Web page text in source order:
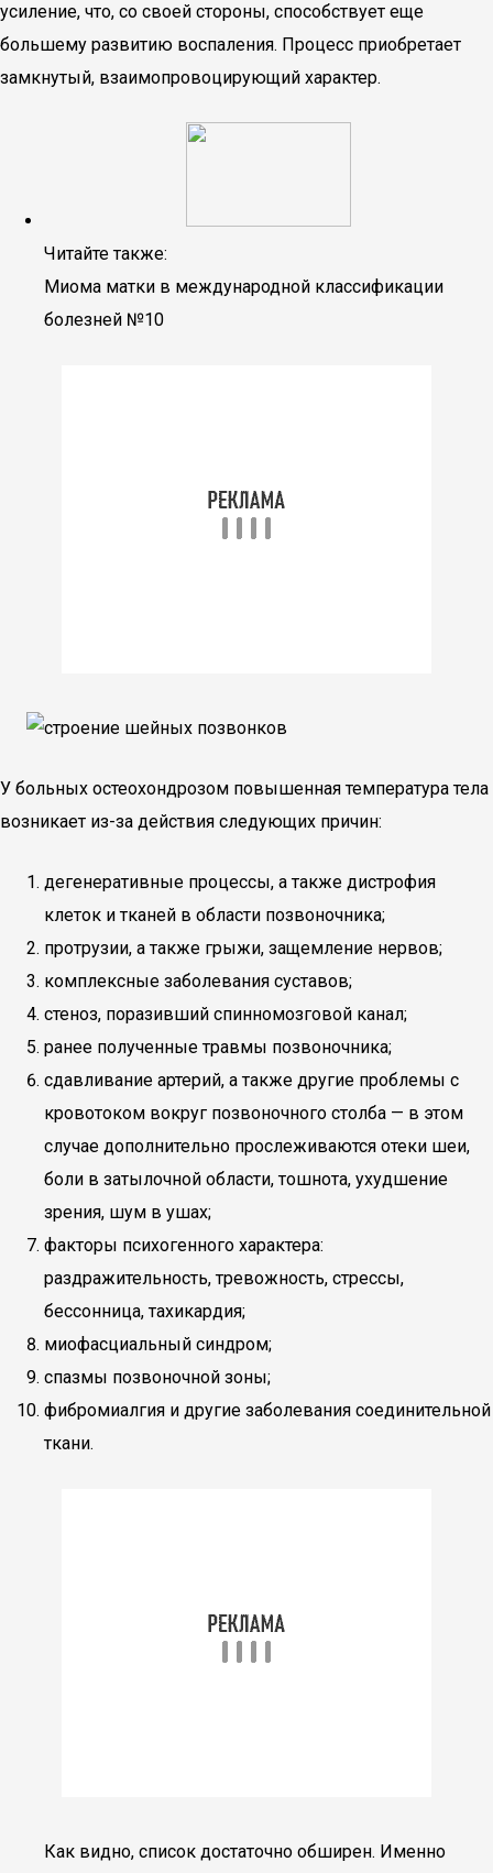
усиление, что, со своей стороны, способствует еще
большему развитию воспаления. Процесс приобретает
замкнутый, взаимопровоцирующий характер.
Читайте также:
Миома матки в международной классификации
болезней №10
У больных остеохондрозом повышенная температура тела
возникает из-за действия следующих причин:
дегенеративные процессы, а также дистрофия
клеток и тканей в области позвоночника;
протрузии, а также грыжи, защемление нервов;
комплексные заболевания суставов;
стеноз, поразивший спинномозговой канал;
ранее полученные травмы позвоночника;
сдавливание артерий, а также другие проблемы с
кровотоком вокруг позвоночного столба — в этом
случае дополнительно прослеживаются отеки шеи,
боли в затылочной области, тошнота, ухудшение
зрения, шум в ушах;
факторы психогенного характера:
раздражительность, тревожность, стрессы,
бессонница, тахикардия;
миофасциальный синдром;
спазмы позвоночной зоны;
фибромиалгия и другие заболевания соединительной
ткани.
Как видно, список достаточно обширен. Именно